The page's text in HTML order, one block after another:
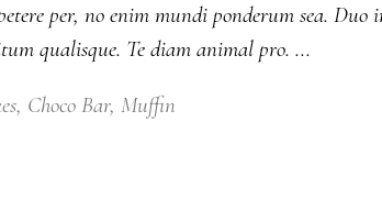
per, no enim mundi ponderum sea.
qualisque. Te diam animal pro.
, Choco Bar, Muffin